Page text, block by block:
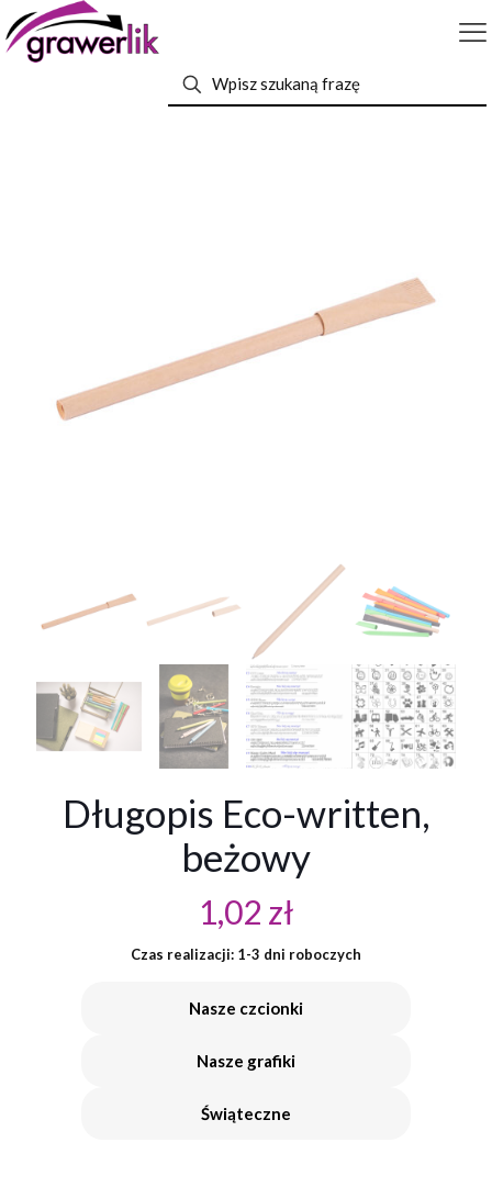
Długopis Eco-written,
beżowy
1,02 zł
Czas realizacji: 1-3 dni roboczych
Nasze czcionki
Nasze grafiki
Świąteczne